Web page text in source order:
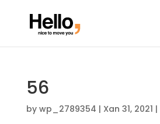
56
by wp_2789354 | Xan 31, 2021 |